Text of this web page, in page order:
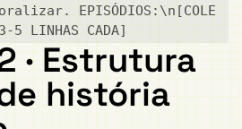
EPISÓDIOS:\n[COLE
5 LINHAS CADA]
· Estrutura
história